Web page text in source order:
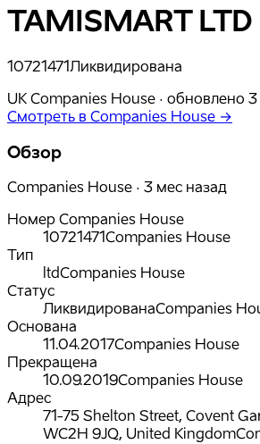
TAMISMART LTD
10721471Ликвидирована
UK Companies House · обновлено 3
Смотреть в Companies House →
Обзор
Companies House · 3 мес назад
Номер Companies House
10721471Companies House
Тип
ltdCompanies House
Статус
ЛиквидированаCompanies
Основана
11.04.2017Companies House
Прекращена
10.09.2019Companies House
Адрес
71-75 Shelton Street, Covent
WC2H 9JQ, United Kingdom